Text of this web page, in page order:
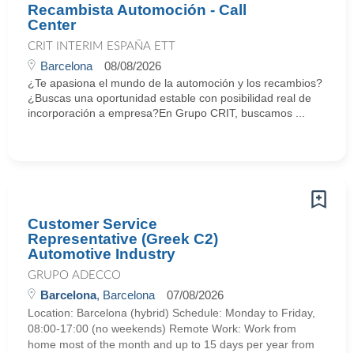
Recambista Automoción - Call
Center
CRIT INTERIM ESPAÑA ETT
Barcelona 08/08/2026
¿Te apasiona el mundo de la automoción y los recambios?
¿Buscas una oportunidad estable con posibilidad real de
incorporación a empresa?En Grupo CRIT, buscamos ...
Customer Service
Representative (Greek C2)
Automotive Industry
GRUPO ADECCO
Barcelona, Barcelona 07/08/2026
Location: Barcelona (hybrid) Schedule: Monday to Friday,
08:00-17:00 (no weekends) Remote Work: Work from
home most of the month and up to 15 days per year from